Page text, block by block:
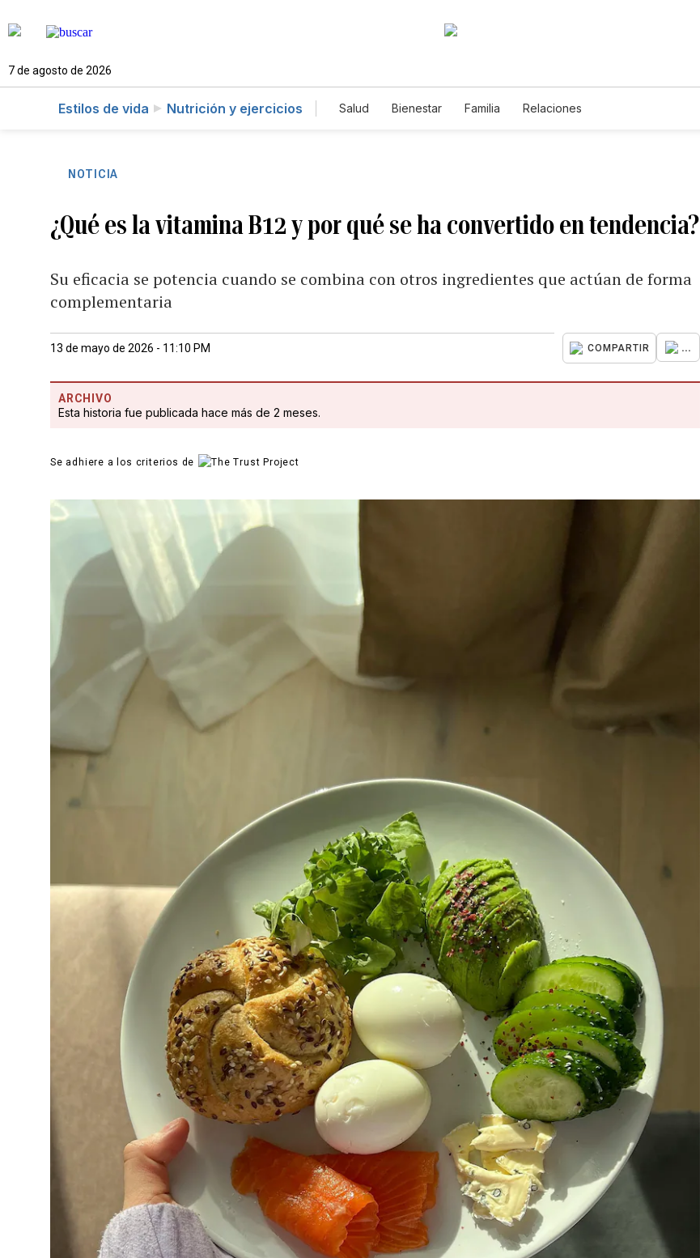
7 de agosto de 2026
Estilos de vida Nutrición y ejercicios Salud Bienestar Familia Relaciones
NOTICIA
¿Qué es la vitamina B12 y por qué se ha convertido en tendencia?
Su eficacia se potencia cuando se combina con otros ingredientes que actúan de forma
complementaria
13 de mayo de 2026 - 11:10 PM COMPARTIR ...
ARCHIVO
Esta historia fue publicada hace más de 2 meses.
Se adhiere a los criterios de